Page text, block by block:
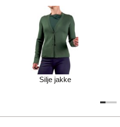
Silje jakke